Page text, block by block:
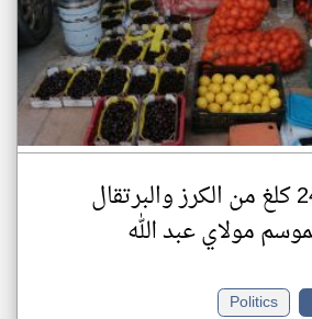
حجز 249 كلغ من الكرز والبرتقال
مولاي عبد الله
Politics